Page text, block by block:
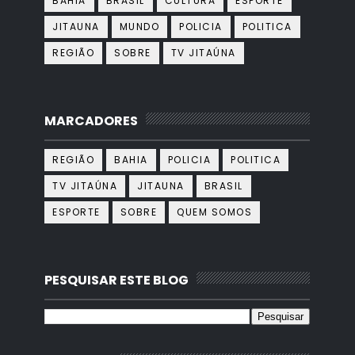
JITAUNA
MUNDO POLICIA
POLITICA
REGIÃO
SOBRE TV JITAÚNA
MARCADORES
REGIÃO BAHIA POLICIA
POLITICA
TV JITAÚNA
JITAUNA
BRASIL
ESPORTE
SOBRE QUEM SOMOS
PESQUISAR ESTE BLOG